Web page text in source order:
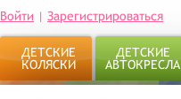
Войти | Зарегистрироваться
ДЕТСКИЕ
КОЛЯСКИ
ДЕТСКИЕ
АВТОКРЕСЛА